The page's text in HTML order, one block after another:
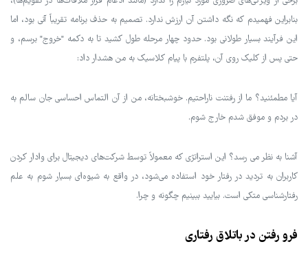
بنابراین فهمیدم که نگه داشتن آن ارزش ندارد. تصمیم به حذف برنامه تقریباً آنی بود، اما
این فرآیند بسیار طولانی بود. حدود چهار مرحله طول کشید تا به دکمه "خروج" برسم، و
حتی پس از کلیک روی آن، پلتفرم با پیام کلاسیک به من هشدار داد:
آیا مطمئنید؟ ما از رفتنت ناراحتیم. خوشبختانه، من از آن التماس احساسی جان سالم به
در بردم و موفق شدم خارج شوم.
آشنا به نظر می رسد؟ این استراتژی که معمولاً توسط شرکت‌های دیجیتال برای وادار کردن
کاربران به تردید در رفتار خود استفاده می‌شود، در واقع به شیوه‌ای بسیار شوم به علم
رفتارشناسی متکی است. بیایید ببینیم چگونه و چرا.
فرو رفتن در باتلاق رفتاری